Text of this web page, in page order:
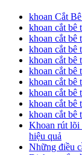
khoan Cắt
khoan cắt bê
khoan cắt bê
khoan cắt bê
khoan cắt bê
khoan cắt bê
khoan cắt bê
khoan cắt bê
khoan cắt bê
khoan cắt bê
Khoan rút lõi
hiệu quả
Những điều